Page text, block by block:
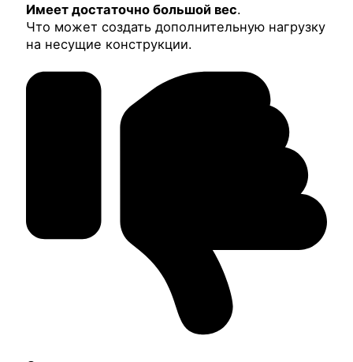
Имеет достаточно большой вес.
Что может создать дополнительную нагрузку
на несущие конструкции.